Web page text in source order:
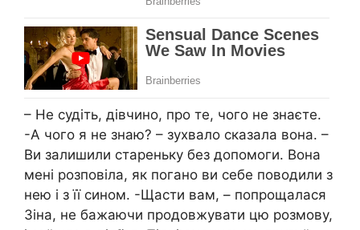
– Не судіть, дівчино, про те, чого не знаєте.
-А чого я не знаю? – зухвало сказала вона. –
Ви залишили стареньку без допомоги. Вона
мені розповіла, як погано ви себе поводили з
нею і з її сином. -Щасти вам, – попрощалася
Зіна, не бажаючи продовжувати цю розмову,